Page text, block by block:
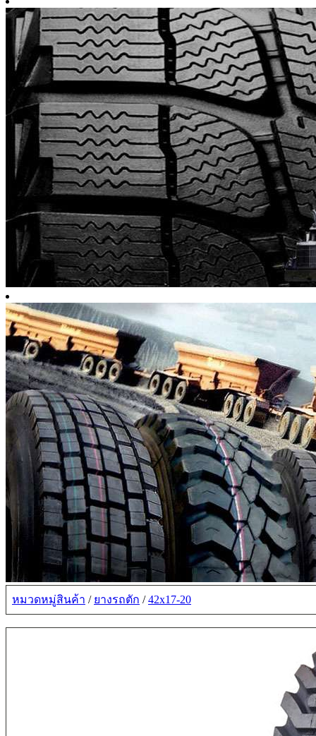
หมวดหมู่สินค้า / ยางรถตัก /42x17-20